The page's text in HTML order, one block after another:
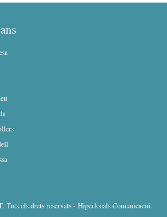
Tots els drets reservats - Hiperlocals Comunicació.